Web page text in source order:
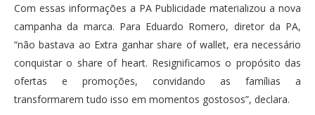
Com essas informações a PA Publicidade materializou a nova
campanha da marca. Para Eduardo Romero, diretor da PA,
“não bastava ao Extra ganhar share of wallet, era necessário
conquistar o share of heart. Resignificamos o propósito das
ofertas e promoções, convidando as famílias a
transformarem tudo isso em momentos gostosos”, declara.